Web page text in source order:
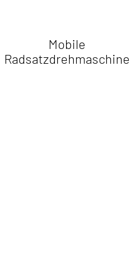
Mobile
Radsatzdrehmaschine